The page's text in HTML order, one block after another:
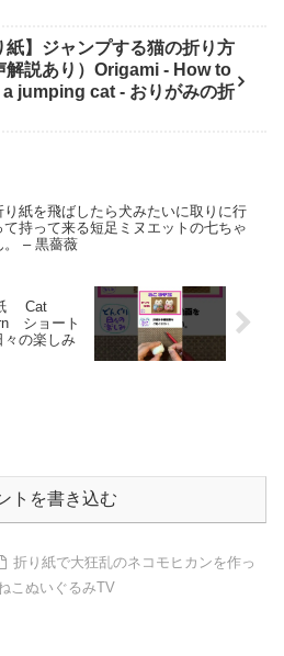
紙】ジャンプする猫の折り方
解説あり）Origami - How to
a jumping cat - おりがみの折
り紙を飛ばしたら犬みたいに取りに行
て持って来る短足ミヌエットの七ちゃ
。 – 黒薔薇
Cat
ショート
の楽しみ
トを書き込む
折り紙で大狂乱のネコモヒカンを作っ
こぬいぐるみTV